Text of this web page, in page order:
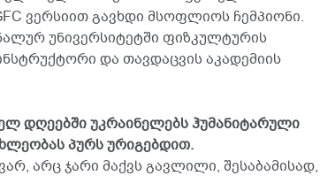
ვერსიით გავხდი მსოფლიოს ჩემპიონი.
უნივერსიტეტში ფიზკულტურის
და თავდაცვის აკადემიის
დღეებში უკრაინელებს ჰუმანიტარული
პურს ურიგებდით.
არც ჯარი მაქვს გავლილი, შესაბამისად,